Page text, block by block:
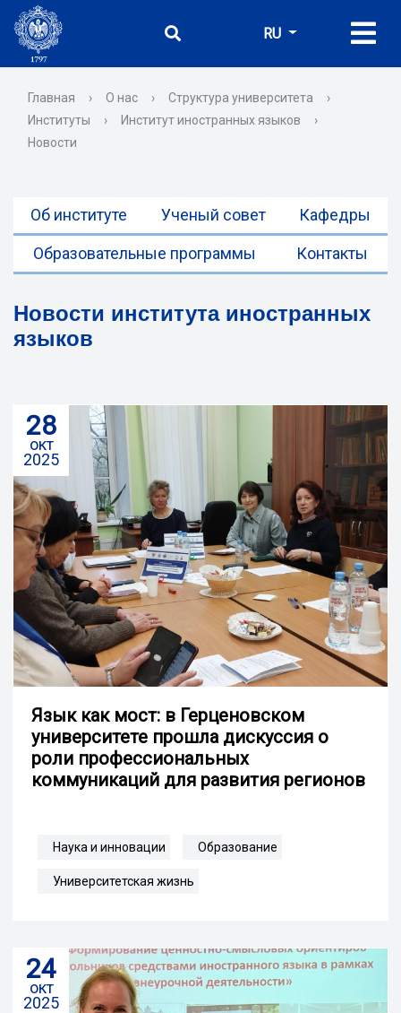
RU
Главная › О нас › Структура университета
›
Институты
› Институт иностранных языков
›
Новости
Об институте Ученый совет Кафедры
Образовательные программы Контакты
Новости института иностранных
языков
28
окт
2025
Язык как мост: в Герценовском
университете прошла дискуссия о
роли профессиональных
коммуникаций для развития регионов
Наука и инновации Образование
Университетская жизнь
24
окт
2025